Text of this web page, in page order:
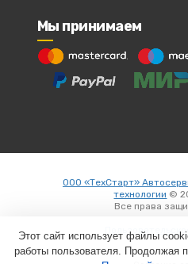
Мы принимаем
ООО «ТехСтарт»
технологии ©
Все права
Этот сайт использует файлы
работы пользователя. Продолжая